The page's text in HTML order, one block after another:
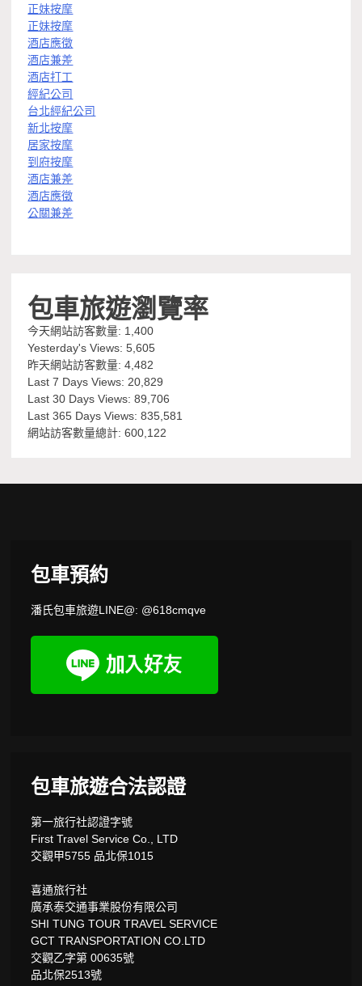
正妹按摩
正妹按摩
酒店應徵
酒店兼差
酒店打工
經紀公司
台北經紀公司
新北按摩
居家按摩
到府按摩
酒店兼差
酒店應徵
公關兼差
包車旅遊瀏覽率
今天網站訪客數量: 1,400
Yesterday's Views:5,605
昨天網站訪客數量:4,482
Last 7 Days Views:20,829
Last 30 Days Views:89,706
Last 365 Days Views:835,581
網站訪客數量總計:600,122
包車預約
潘氏包車旅遊LINE@: @618cmqve
包車旅遊合法認證
第一旅行社認證字號
First Travel Service Co., LTD
交觀甲5755 品北保1015
喜通旅行社
廣承泰交通事業股份有限公司
SHI TUNG TOUR TRAVEL SERVICE
GCT TRANSPORTATION CO.LTD
交觀乙字第 00635號
品北保2513號